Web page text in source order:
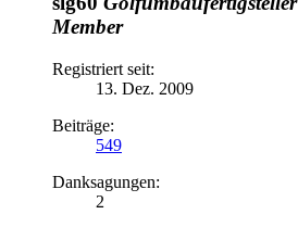
Member
Registriert seit:
13. Dez. 2009
Beiträge:
549
Danksagungen:
2